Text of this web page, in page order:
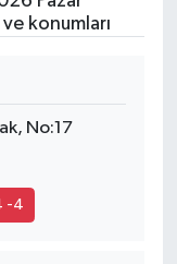
konumları
No:17
-4